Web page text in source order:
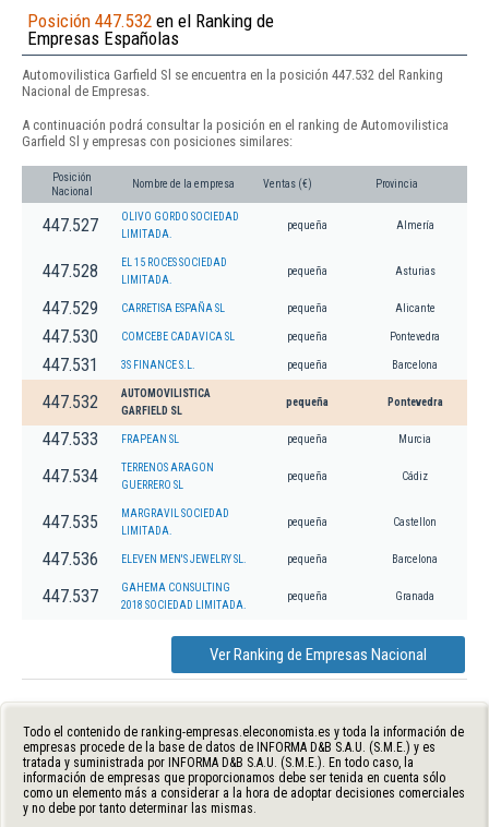
Posición 447.532 en el Ranking de
Empresas Españolas
Automovilistica Garfield Sl se encuentra en la posición 447.532 del Ranking
Nacional de Empresas.
A continuación podrá consultar la posición en el ranking de Automovilistica
Garfield Sl y empresas con posiciones similares:
Posición
Nacional
Nombre de la empresa Ventas (€) Provincia
447.527
OLIVO GORDO SOCIEDAD
LIMITADA.
pequeña Almería
447.528
EL 15 ROCES SOCIEDAD
LIMITADA.
pequeña Asturias
447.529 CARRETISA ESPAÑA SL pequeña Alicante
447.530 COMCEBE CADAVICA SL pequeña Pontevedra
447.531 3S FINANCE S.L. pequeña Barcelona
447.532
AUTOMOVILISTICA
GARFIELD SL
pequeña Pontevedra
447.533 FRAPEAN SL pequeña Murcia
447.534
TERRENOS ARAGON
GUERRERO SL
pequeña Cádiz
447.535
MARGRAVIL SOCIEDAD
LIMITADA.
pequeña Castellon
447.536 ELEVEN MEN'S JEWELRY SL. pequeña Barcelona
447.537
GAHEMA CONSULTING
2018 SOCIEDAD LIMITADA.
pequeña Granada
Ver Ranking de Empresas Nacional
Todo el contenido de ranking-empresas.eleconomista.es y toda la información de
empresas procede de la base de datos de INFORMA D&B S.A.U. (S.M.E.) y es
tratada y suministrada por INFORMA D&B S.A.U. (S.M.E.). En todo caso, la
información de empresas que proporcionamos debe ser tenida en cuenta sólo
como un elemento más a considerar a la hora de adoptar decisiones comerciales
y no debe por tanto determinar las mismas.